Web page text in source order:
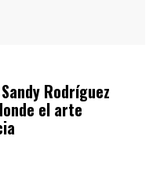
Rodríguez
el arte